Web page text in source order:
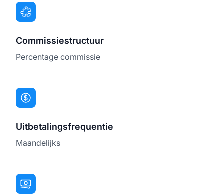
Commissiestructuur
Percentage commissie
Uitbetalingsfrequentie
Maandelijks